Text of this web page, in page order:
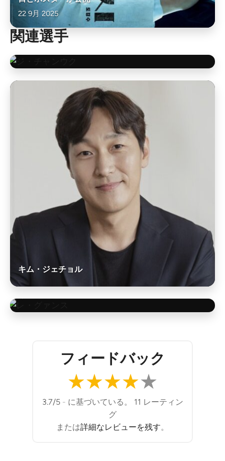
22 9月 2025
関連選手
キム・ジェチョル
フィードバック
★★★★★
3.7/5 - に基づいている。 11 レーティン
グ
または詳細なレビューを残す。